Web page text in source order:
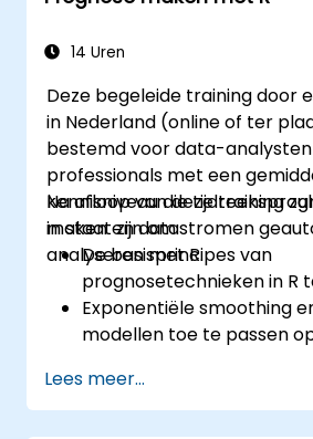
14 Uren
Deze begeleide training door
in Nederland (online of ter
bestemd voor data-analysten
professionals met een
kennisniveau die
maken en datastromen
analyseren met R.
Na afloop van deze training
in staat zijn om:
De basisprincipes van
prognosetechnieken in R
Exponentiële smoothing
modellen toe te passen
Het ‘forecast’-pakket te
het creëren van
Lees meer...